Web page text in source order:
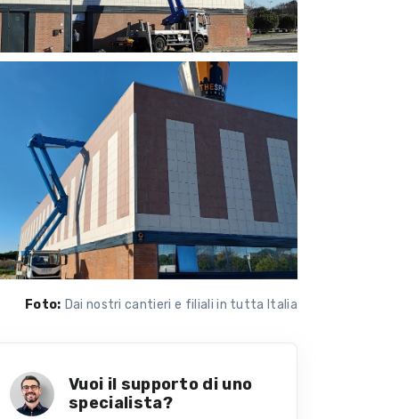
Foto: Dai nostri cantieri e filiali in tutta Italia
Vuoi il supporto di uno
specialista?